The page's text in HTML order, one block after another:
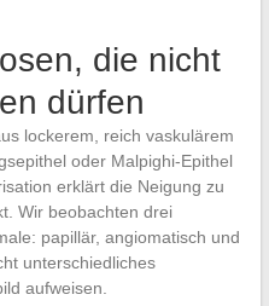
die nicht
dürfen
lockerem, reich vaskulärem
oder Malpighi-Epithel
erklärt die Neigung zu
Wir beobachten drei
papillär, angiomatisch und
unterschiedliches
aufweisen.